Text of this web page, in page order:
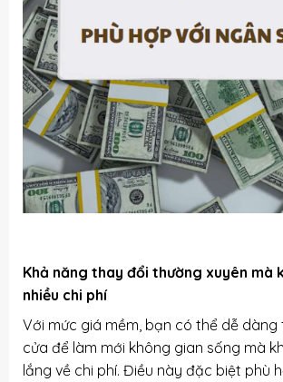
Khả năng thay đổi thường xuyên mà
nhiều chi phí
Với mức giá mềm, bạn có thể dễ dàng
cửa để làm mới không gian sống mà
lắng về chi phí. Điều này đặc biệt phù